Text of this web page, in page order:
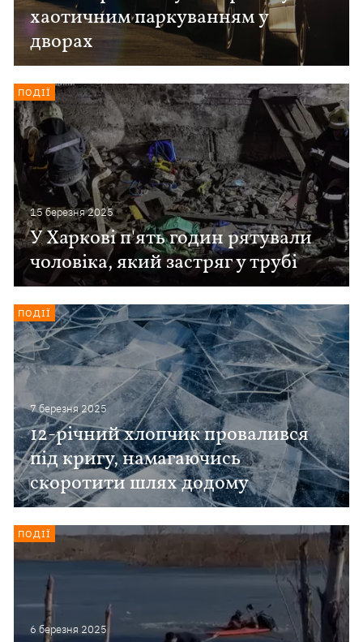
хаотичним паркуванням у
дворах
15 березня 2025
У Харкові п'ять годин рятували
чоловіка, який застряг у трубі
ПОДІЇ
7 березня 2025
12-річний хлопчик провалився
під кригу, намагаючись
скоротити шлях додому
ПОДІЇ
6 березня 2025
ПОДІЇ